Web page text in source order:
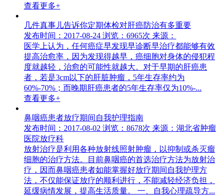
查看更多+
几件真事儿告诉你定期体检对肝癌防治有多重要
发布时间：2017-08-24 浏览：6965次 来源：
医学上认为，任何癌症早发现早诊断早治疗都能够有效
提高治愈率，因为发现得越早，癌细胞对身体的侵犯程
度就越轻，治愈的可能性就越大。对于早期的肝癌患
者，若是3cm以下的肝脏肿瘤，5年生存率约为
60%-70%；而晚期肝癌患者的5年生存率仅为10%-...
查看更多+
鼻咽癌患者放疗期间自我护理指南
发布时间：2017-08-02 浏览：8678次 来源：湖北省肿瘤
医院放疗科
放射治疗是利用各种放射线照射肿瘤，以抑制或杀灭瘤
细胞的治疗方法。目前鼻咽癌的首选治疗方法为放射治
疗，因而鼻咽癌患者如能掌握好放疗期间自我护理方
法，不仅能保证放疗的顺利进行，不能减轻经济负担，
延缓病情发展，提高生活质量。 一、自我心理疏导方...